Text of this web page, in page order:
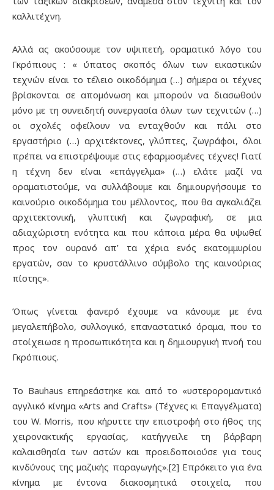
καλλιτέχνη.
Αλλά ας ακούσουμε τον υψιπετή, οραματικό λόγο του
Γκρόπιους : « ύπατος σκοπός όλων των εικαστικών
τεχνών είναι το τέλειο οικοδόμημα (…) σήμερα οι τέχνες
βρίσκονται σε απομόνωση και μπορούν να διασωθούν
μόνο με τη συνειδητή συνεργασία όλων των τεχνιτών (…)
οι σχολές οφείλουν να ενταχθούν και πάλι στο
εργαστήριο (…) αρχιτέκτονες, γλύπτες, ζωγράφοι, όλοι
πρέπει να επιστρέψουμε στις εφαρμοσμένες τέχνες! Γιατί
η τέχνη δεν είναι «επάγγελμα» (…) ελάτε μαζί να
οραματιστούμε, να συλλάβουμε και δημιουργήσουμε το
καινούριο οικοδόμημα του μέλλοντος, που θα αγκαλιάζει
αρχιτεκτονική, γλυπτική και ζωγραφική, σε μια
αδιαχώριστη ενότητα και που κάποια μέρα θα υψωθεί
προς τον ουρανό απ’ τα χέρια ενός εκατομμυρίου
εργατών, σαν το κρυστάλλινο σύμβολο της καινούριας
πίστης».
Όπως γίνεται φανερό έχουμε να κάνουμε με ένα
μεγαλεπήβολο, συλλογικό, επαναστατικό όραμα, που το
στοίχειωσε η προσωπικότητα και η δημιουργική πνοή του
Γκρόπιους.
Το Bauhaus επηρεάστηκε και από το «υστερορομαντικό
αγγλικό κίνημα «Arts and Crafts» (Τέχνες κι Επαγγέλματα)
του W. Morris, που κήρυττε την επιστροφή στο ήθος της
χειρονακτικής εργασίας, κατήγγειλε τη βάρβαρη
καλαισθησία των αστών και προειδοποιούσε για τους
κινδύνους της μαζικής παραγωγής».[2] Επρόκειτο για ένα
κίνημα με έντονα διακοσμητικά στοιχεία, που